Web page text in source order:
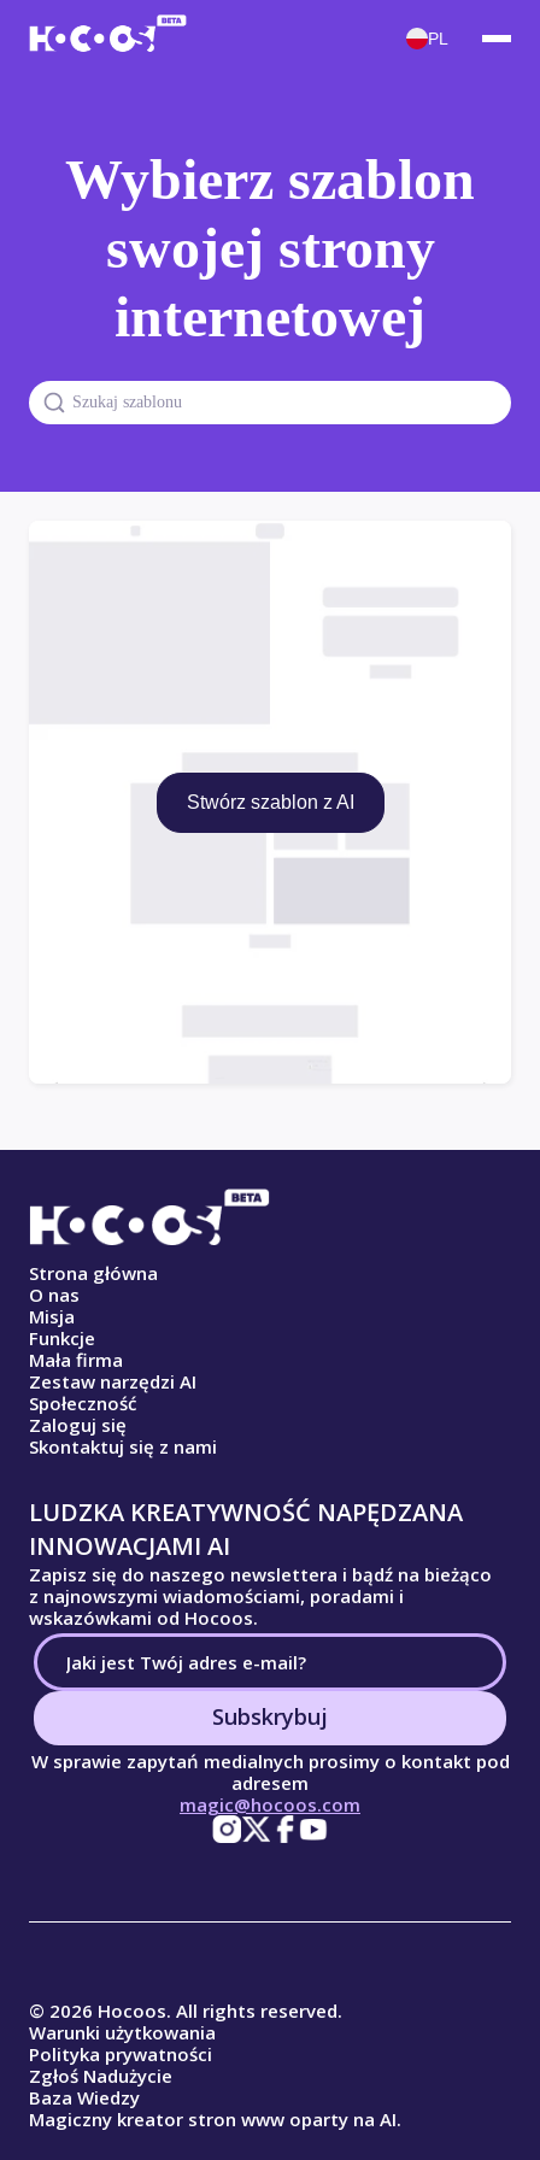
PL
Wybierz szablon
swojej strony
internetowej
Stwórz szablon z AI
Strona główna
O nas
Misja
Funkcje
Mała firma
Zestaw narzędzi AI
Społeczność
Zaloguj się
Skontaktuj się z nami
LUDZKA KREATYWNOŚĆ NAPĘDZANA
INNOWACJAMI AI
Zapisz się do naszego newslettera i bądź na bieżąco
z najnowszymi wiadomościami, poradami i
wskazówkami od Hocoos.
Subskrybuj
W sprawie zapytań medialnych prosimy o kontakt pod
adresem
magic@hocoos.com
© 2026 Hocoos. All rights reserved.
Warunki użytkowania
Polityka prywatności
Zgłoś Nadużycie
Baza Wiedzy
Magiczny kreator stron www oparty na AI.